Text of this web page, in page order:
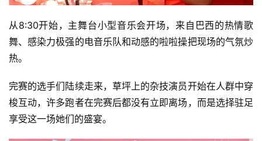
从8:30开始，主舞台小型音乐会开场，来自巴西的热情歌
舞、感染力极强的电音乐队和动感的啦啦操把现场的气氛炒
热。
完赛的选手们陆续走来，草坪上的杂技演员开始在人群中穿
梭互动，许多跑者在完赛后都没有立即离场，而是选择驻足
享受这一场她们的盛宴。